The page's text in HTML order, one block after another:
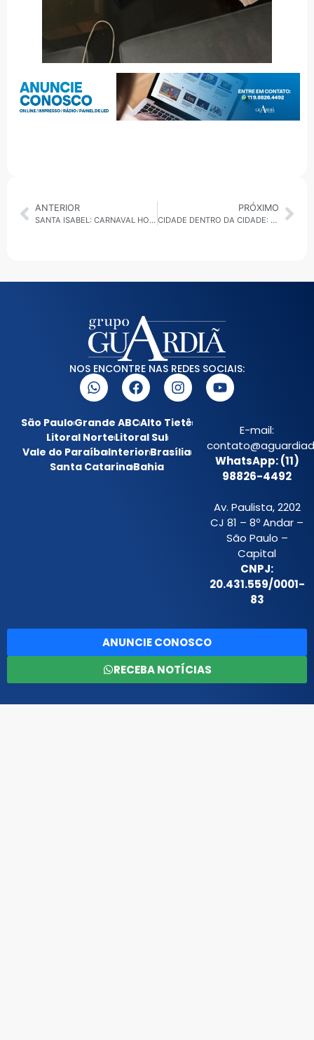
ANTERIOR
SANTA ISABEL: CARNAVAL HOMERIA BAIANA 2026 REFORÇA TRADIÇÃO, MEMÓRIA E CULTURA POPULAR DA CIDADE
PRÓXIMO
CIDADE DENTRO DA CIDADE: UMA INVESTIGAÇÃO SOBRE O CAOS URBANO, A SAÚDE E O FUTURO DA CAPITAL
NOS ENCONTRE NAS REDES SOCIAIS:
São PauloGrande ABCAlto Tietê
Litoral NorteLitoral Sul
Vale do ParaíbaInteriorBrasília
Santa CatarinaBahia
E-mail:
WhatsApp: (11)
98826-4492
Av. Paulista, 2202
CJ 81 – 8º Andar –
São Paulo –
Capital
CNPJ:
20.431.559/0001-
83
ANUNCIE CONOSCO
RECEBA NOTÍCIAS